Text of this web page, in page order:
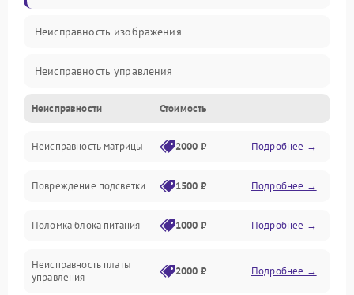
Неисправность изображения
Неисправность управления
Неисправность интерфейсов
Прочие неисправности
Неисправность звука
Механические повреждения
Неисправности Стоимость
Неисправность матрицы 2000 ₽ Подробнее →
Повреждение подсветки 1500 ₽ Подробнее →
Поломка блока питания 1000 ₽ Подробнее →
Неисправность платы
управления
2000 ₽ Подробнее →